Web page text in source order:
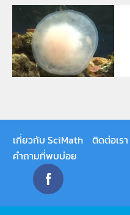
เกี่ยวกับ SciMath ติดต่อเรา
คำถามที่พบบ่อย